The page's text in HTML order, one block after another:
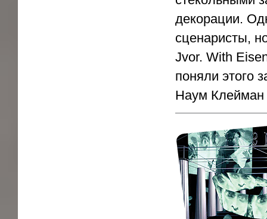
декорации.
сценаристы,
Jvor. With
поняли этого
Наум Клейман